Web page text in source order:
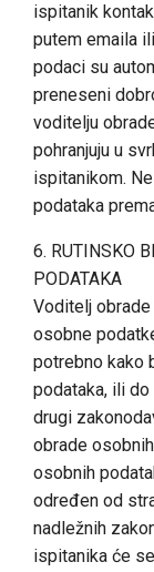
ispitanik
putem emaila
podaci su
preneseni
voditelju
pohranjuju u
ispitanikom.
podataka
6. RUTINSKO
PODATAKA
Voditelj
osobne
potrebno kako
podataka, ili
drugi
obrade
osobnih
određen od
nadležnih
ispitanika će